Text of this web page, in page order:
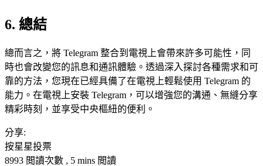
6. 總結
總而言之，將 Telegram 整合到電視上會帶來許多可能性，同
時也會改變您的訊息和通訊體驗。透過深入探討各種需求和可
靠的方法，您現在已經具備了在電視上輕鬆使用 Telegram 的
能力。在電視上安裝 Telegram，可以增強您的溝通、無縫分享
精彩時刻，並享受中央樞紐的便利。
分享:
按星星投票
8993 閲讀次數 , 5 mins 閲讀